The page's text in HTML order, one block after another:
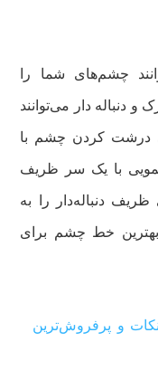
چشم‌های شما را
دنباله دار می‌توانند
درشت کردن چشم با
با یک سر ظریف
دنباله‌دار را به
خط چشم برای
و پرفروش‌ترین‌